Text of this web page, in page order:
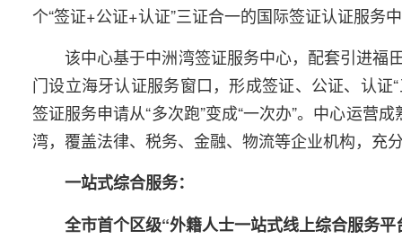
个“签证+公证+认证”三证合一的国际签证认证服务
该中心基于中洲湾签证服务中心，配套引进福
门设立海牙认证服务窗口，形成签证、公证、认证
签证服务申请从“多次跑”变成“一次办”。中心运营
湾，覆盖法律、税务、金融、物流等企业机构，充
一站式综合服务：
全市首个区级“外籍人士一站式线上综合服务平